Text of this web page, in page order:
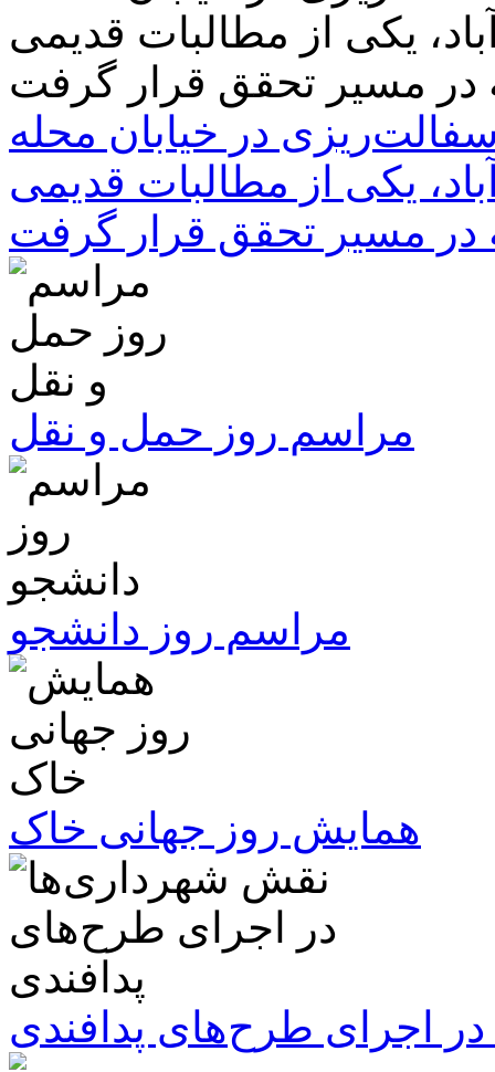
در خیابان محله
یکی از مطالبات قدیمی
در مسیر تحقق قرار گرفت
مراسم روز حمل و نقل
مراسم روز دانشجو
همایش روز جهانی خاک
اجرای طرح‌های پدافندی